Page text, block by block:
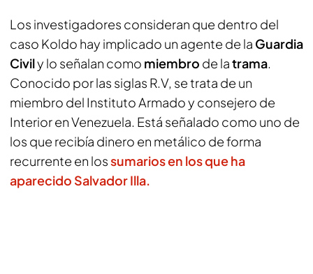
Los investigadores consideran que dentro del
caso Koldo hay implicado un agente de la Guardia
Civily lo señalan como miembro de latrama.
Conocido por las siglas R.V, se trata de un
miembro del Instituto Armado y consejero de
Interior en Venezuela. Está señalado como uno de
los que recibía dinero en metálico de forma
recurrente en lossumarios en los que ha
aparecido Salvador Illa.